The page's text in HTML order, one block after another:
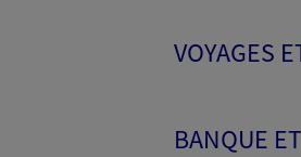
VOYAGES
BANQUE